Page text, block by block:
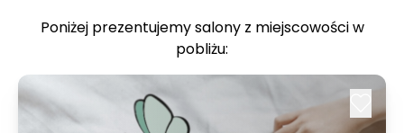
Poniżej prezentujemy salony z miejscowości w
pobliżu: